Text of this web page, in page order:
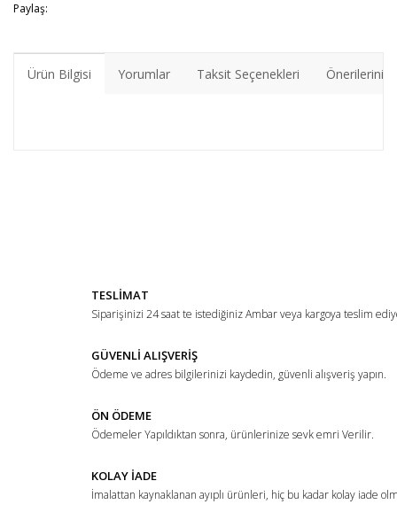
Paylaş:
Ürün Bilgisi Yorumlar Taksit Seçenekleri Önerileriniz
Ürün açıklamasında eksik bilgiler bulunuyor.
Ürün fiyatı diğer sitelerden daha pahalı.
Bu ürüne benzer farklı alternatifler olmalı.
Gönder
TESLİMAT
Siparişinizi 24 saat te istediğiniz Ambar veya kargoya teslim
GÜVENLİ ALIŞVERİŞ
Ödeme ve adres bilgilerinizi kaydedin, güvenli alışveriş yapın.
ÖN ÖDEME
Ödemeler Yapıldıktan sonra, ürünlerinize sevk emri Verilir.
KOLAY İADE
İmalattan kaynaklanan ayıplı ürünleri, hiç bu kadar kolay iade